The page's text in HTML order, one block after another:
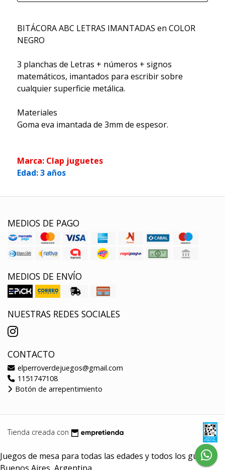
BITÁCORA ABC LETRAS IMANTADAS en COLOR
NEGRO
3 planchas de Letras + números + signos
matemáticos, imantados para escribir sobre
cualquier superficie metálica.
Materiales
Goma eva imantada de 3mm de espesor.
Marca: Clap juguetes
Edad: 3 años
MEDIOS DE PAGO
MEDIOS DE ENVÍO
NUESTRAS REDES SOCIALES
CONTACTO
elperroverdejuegos@gmail.com
1151747108
Botón de arrepentimiento
Tienda creada con
Juegos de mesa para todas las edades y todos los gustos.